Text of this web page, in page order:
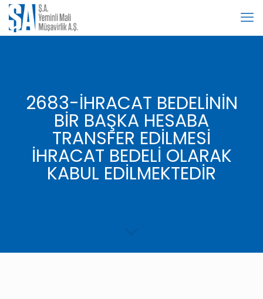
2683-İHRACAT BEDELİNİN
BİR BAŞKA HESABA
TRANSFER EDİLMESİ
İHRACAT BEDELİ OLARAK
KABUL EDİLMEKTEDİR